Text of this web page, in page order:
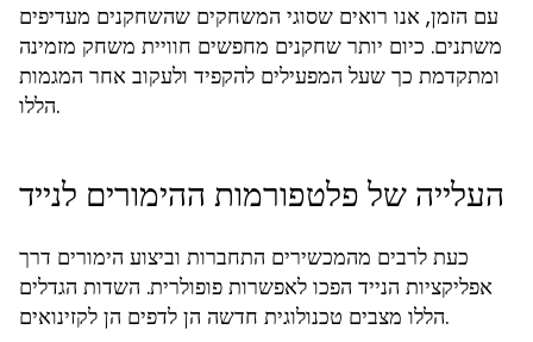
עם הזמן, אנו רואים שסוגי המשחקים שהשחקנים מעדיפים
משתנים. כיום יותר שחקנים מחפשים חוויית משחק מזמינה
ומתקדמת כך שעל המפעילים להקפיד ולעקוב אחר המגמות
הללו.
העלייה של פלטפורמות ההימורים לנייד
כעת לרבים מהמכשירים התחברות וביצוע הימורים דרך
אפליקציות הנייד הפכו לאפשרות פופולרית. השדות הגדלים
הללו מצבים טכנולוגית חדשה הן לדפים הן לקזינואים.